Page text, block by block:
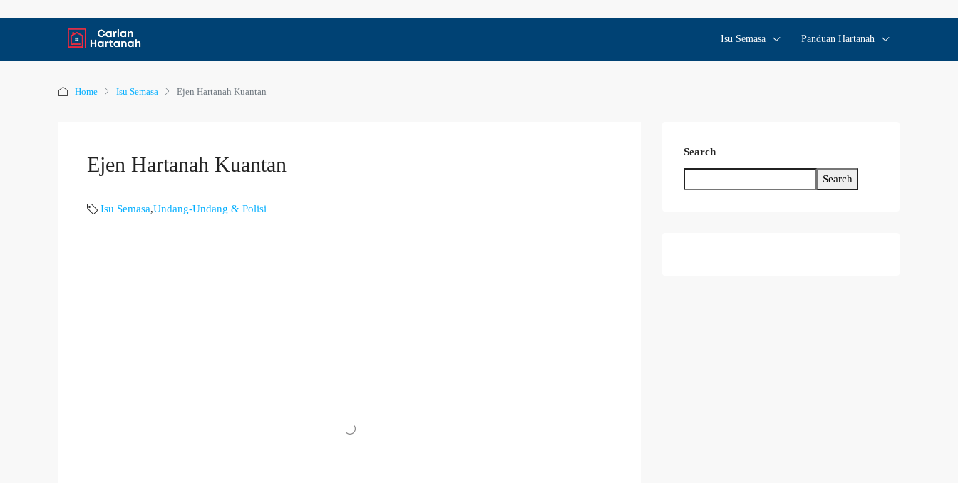
Isu Semasa Panduan Hartanah
Home Isu Semasa Ejen Hartanah Kuantan
Ejen Hartanah Kuantan
Isu Semasa,Undang-Undang & Polisi
Search
Search